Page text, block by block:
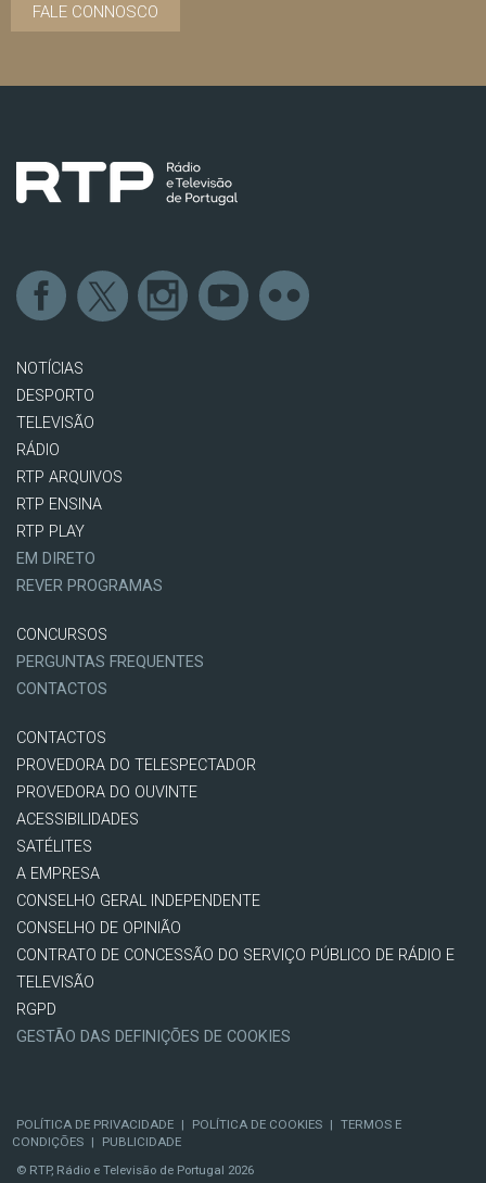
FALE CONNOSCO
NOTÍCIAS
DESPORTO
TELEVISÃO
RÁDIO
RTP ARQUIVOS
RTP ENSINA
RTP PLAY
EM DIRETO
REVER PROGRAMAS
CONCURSOS
PERGUNTAS FREQUENTES
CONTACTOS
CONTACTOS
PROVEDORA DO TELESPECTADOR
PROVEDORA DO OUVINTE
ACESSIBILIDADES
SATÉLITES
A EMPRESA
CONSELHO GERAL INDEPENDENTE
CONSELHO DE OPINIÃO
CONTRATO DE CONCESSÃO DO SERVIÇO PÚBLICO DE RÁDIO E
TELEVISÃO
RGPD
GESTÃO DAS DEFINIÇÕES DE COOKIES
POLÍTICA DE PRIVACIDADE | POLÍTICA DE COOKIES | TERMOS E
CONDIÇÕES |
PUBLICIDADE
© RTP, Rádio e Televisão de Portugal 2026